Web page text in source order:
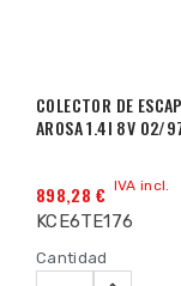
COLECTOR DE
AROSA 1.4I 8V 02/
898,28 € IVA incl.
KCE6TE176
Cantidad